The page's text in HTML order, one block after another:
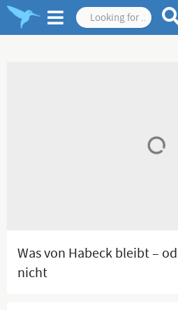
Was von Habeck bleibt –
nicht